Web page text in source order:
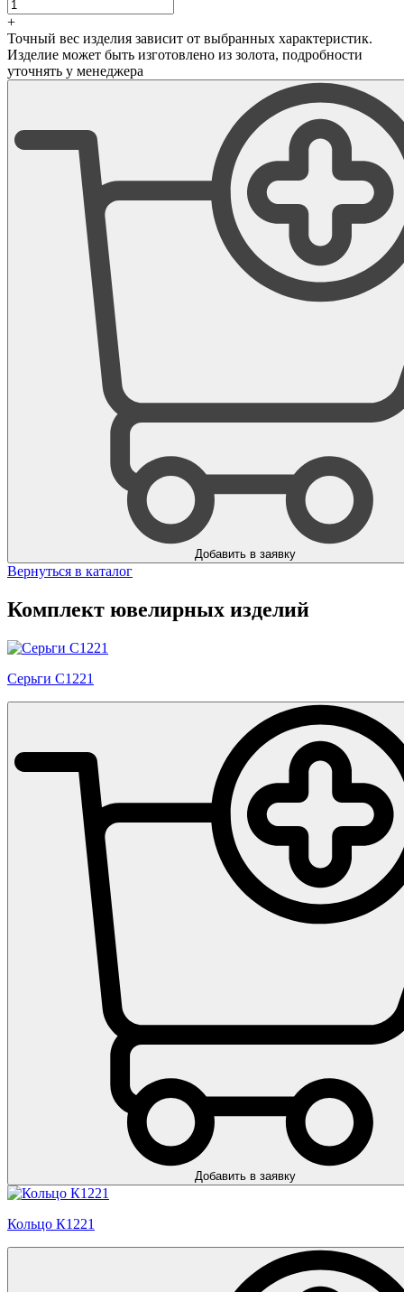
+
Точный вес изделия зависит от выбранных характеристик.
Изделие может быть изготовлено из золота, подробности
уточнять у менеджера
Добавить в заявку
Вернуться в каталог
Комплект ювелирных изделий
Серьги С1221
Добавить в заявку
Кольцо К1221